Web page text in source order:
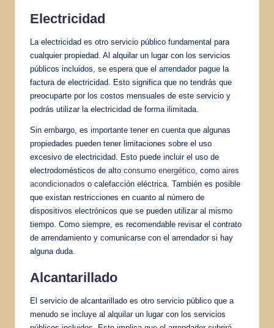
Electricidad
La electricidad es otro servicio público fundamental para
cualquier propiedad. Al alquilar un lugar con los servicios
públicos incluidos, se espera que el arrendador pague la
factura de electricidad. Esto significa que no tendrás que
preocuparte por los costos mensuales de este servicio y
podrás utilizar la electricidad de forma ilimitada.
Sin embargo, es importante tener en cuenta que algunas
propiedades pueden tener limitaciones sobre el uso
excesivo de electricidad. Esto puede incluir el uso de
electrodomésticos de alto consumo energético , como aires
acondicionados o calefacción eléctrica. También es posible
que existan restricciones en cuanto al número de
dispositivos electrónicos que se pueden utilizar al mismo
tiempo. Como siempre, es recomendable revisar el contrato
de arrendamiento y comunicarse con el arrendador si hay
alguna duda.
Alcantarillado
El servicio de alcantarillado es otro servicio público que a
menudo se incluye al alquilar un lugar con los servicios